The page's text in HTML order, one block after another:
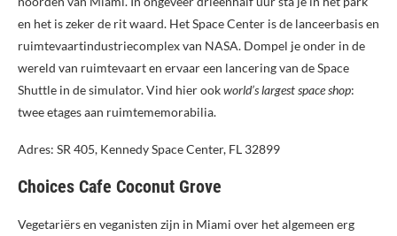
en het is zeker de rit waard. Het Space Center is de lanceerbasis en
ruimtevaartindustriecomplex van NASA. Dompel je onder in de
wereld van ruimtevaart en ervaar een lancering van de Space
Shuttle in de simulator. Vind hier ookworld’s largest space shop:
twee etages aan ruimtememorabilia.
Adres: SR 405, Kennedy Space Center, FL 32899
Choices Cafe Coconut Grove
Vegetariërs en veganisten zijn in Miami over het algemeen erg